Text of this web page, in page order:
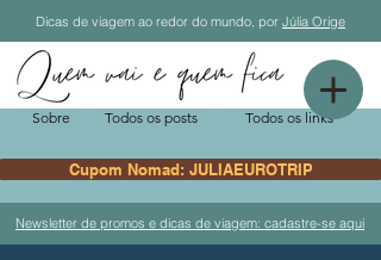
Sobre Todos os posts Todos os links
Cupom Nomad: JULIAEUROTRIP
Dicas de viagem ao redor do mundo, por Júlia Orige
Newsletter de promos e dicas de viagem: cadastre-se aqui